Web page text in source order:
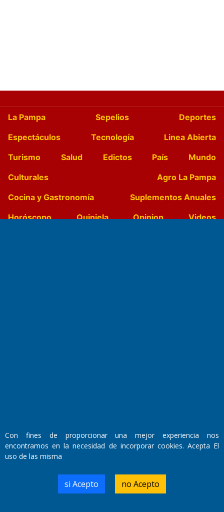
La Pampa Sepelios
Deportes
Espectáculos
Tecnología
Linea Abierta
Turismo
Salud Edictos País
Mundo
Culturales
Agro La Pampa
Cocina y Gastronomía
Suplementos Anuales
Horóscopo
Quiniela Opinion
Videos
Primera edición: Domingo 3 de Mayo de 1992
Miembro de ADIRA,ADEPA y CPPAL
Propietario: El Diario SRL
Walter René Goñi
Con fines de proporcionar una mejor experiencia nos
encontramos en la necesidad de incorporar cookies. Acepta El
uso de las misma
si Acepto no Acepto